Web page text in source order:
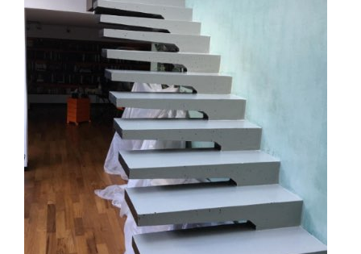
Restauration d’un escalier en béton